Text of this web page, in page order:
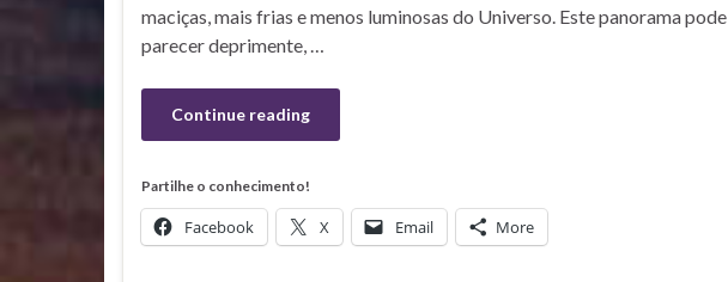
maciças, mais frias e menos luminosas do Universo. Este panorama pode
parecer deprimente, …
Continue reading
Partilhe o conhecimento!
Facebook X Email More